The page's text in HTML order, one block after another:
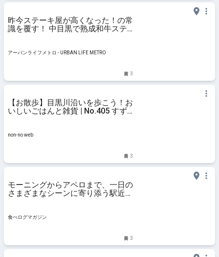
昨今ステーキ屋が高くなった！の常
識を覆す！ 中目黒で熟成和牛ステ
URBAN LIFE METRO
アーバンライフメトロ - URBAN LIFE METRO
3
【お散歩】目黒川沿いを歩こう！お
いしいごはんと雑貨 | No.405 すず
non-no web
3
モーニングからアペロまで、一日の
さまざまなシーンに寄り添う駅近カ
食べログマガジン
3